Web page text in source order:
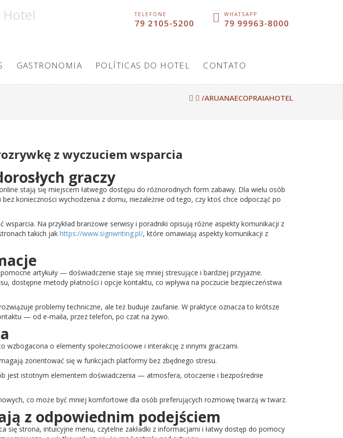
TELEFONE
79 2105-5200
WHATSAPP
79 99963-8000
GASTRONOMIA POLÍTICAS DO HOTEL CONTATO
/ARUANAECOPRAIAHOTEL
z wyczuciem wsparcia
graczy
stają się miejscem łatwego dostępu do różnorodnych form zabawy. Dla wielu osób
konieczności wychodzenia z domu, niezależnie od tego, czy ktoś chce odpocząć po
Na przykład branżowe serwisy i poradniki opisują różne aspekty komunikacji z
takich jak https://www.signwriting.pl/, które omawiają aspekty komunikacji z
artykuły — doświadczenie staje się mniej stresujące i bardziej przyjazne.
dostępne metody płatności i opcje kontaktu, co wpływa na poczucie bezpieczeństwa
problemy techniczne, ale też buduje zaufanie. W praktyce oznacza to krótsze
— od e-maila, przez telefon, po czat na żywo.
o elementy społecznościowe i interakcję z innymi graczami.
zorientować się w funkcjach platformy bez zbędnego stresu.
jest istotnym elementem doświadczenia — atmosfera, otoczenie i bezpośrednie
co może być mniej komfortowe dla osób preferujących rozmowę twarzą w twarz.
z odpowiednim podejściem
się strona, intuicyjne menu, czytelne zakładki z informacjami i łatwy dostęp do pomocy